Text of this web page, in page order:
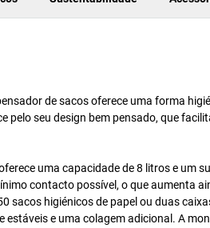
de sacos oferece uma forma
pelo seu design bem pensado, que
uma capacidade de 8 litros e um
contacto possível, o que aumenta
sacos higiénicos de papel ou duas
estáveis e uma colagem adicional. A